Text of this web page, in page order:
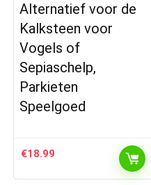
Alternatief voor de
Kalksteen voor
Vogels of
Sepiaschelp,
Parkieten
Speelgoed
€18.99